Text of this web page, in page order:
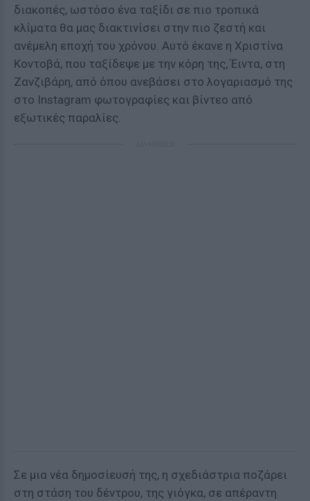
διακοπές, ωστόσο ένα ταξίδι σε πιο τροπικά
κλίματα θα μας διακτινίσει στην πιο ζεστή και
ανέμελη εποχή του χρόνου. Αυτό έκανε η Χριστίνα
Κοντοβά, που ταξίδεψε με την κόρη της, Έιντα, στη
Ζανζιβάρη, από όπου ανεβάσει στο λογαριασμό της
στο Instagram φωτογραφίες και βίντεο από
εξωτικές παραλίες.
Σε μια νέα δημοσίευσή της, η σχεδιάστρια ποζάρει
στη στάση του δέντρου, της γιόγκα, σε απέραντη